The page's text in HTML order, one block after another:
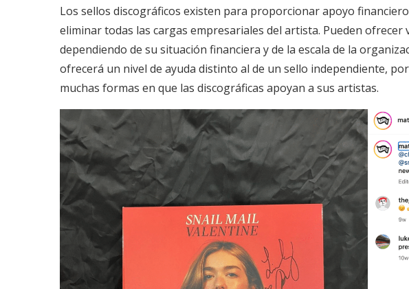
Los sellos discográficos existen para proporcionar apoyo
eliminar todas las cargas empresariales del artista. Pueden ofrecer
dependiendo de su situación financiera y de la escala de la
ofrecerá un nivel de ayuda distinto al de un sello independiente,
muchas formas en que las discográficas apoyan a sus artistas.